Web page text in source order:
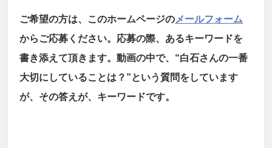
ご希望の方は、このホームページのメールフォーム
からご応募ください。応募の際、あるキーワードを
書き添えて頂きます。動画の中で、“白石さんの一番
大切にしていることは？”という質問をしています
が、その答えが、キーワードです。